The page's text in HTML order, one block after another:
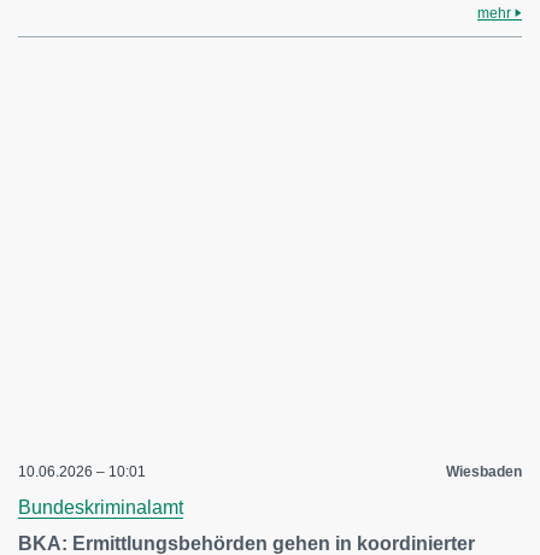
mehr
10.06.2026 – 10:01 Wiesbaden
Bundeskriminalamt
BKA: Ermittlungsbehörden gehen in koordinierter